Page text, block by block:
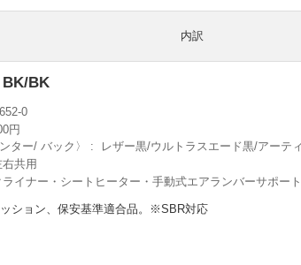
内訳
BK/BK
0
円
ター/ バック〉
レザー黒/ウルトラスエード黒/アーテ
右共用
イナー・シートヒーター・手動式エアランバーサポー
ション、保安基準適合品。※SBR対応